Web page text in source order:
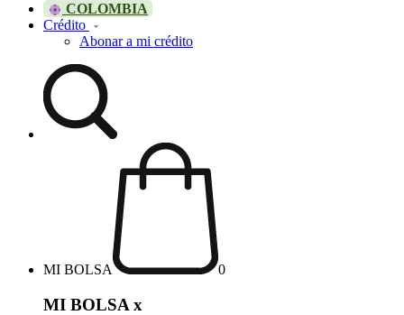
COLOMBIA
Crédito
Abonar a mi crédito
MI BOLSA 0
MI BOLSA x